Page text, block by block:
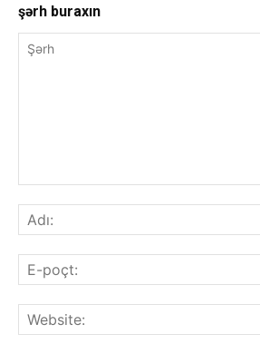
şərh buraxın